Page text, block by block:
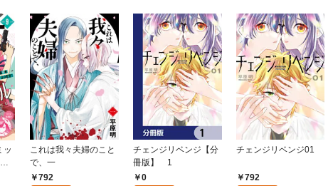
ッ
9
これは我々夫婦のこと
で、一
792
チェンジリベンジ【分
冊版】 1
0
チェンジリベンジ01
792